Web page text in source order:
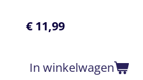
€ 11,99
In winkelwagen